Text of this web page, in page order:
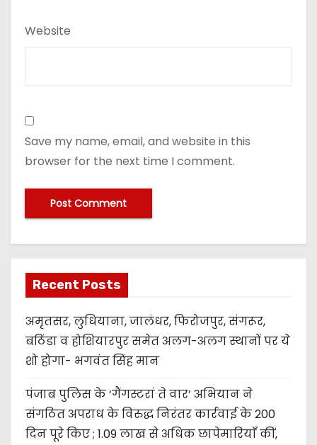
Website
Save my name, email, and website in this
browser for the next time I comment.
Recent Posts
अमृतसर, लुधियाना, जालंधर, फिरोजपुर, संगरूर,
बठिंडा व होशियारपुर समेत अलग-अलग स्थानों पर ये
शो होगा- भगवंत सिंह मान
पंजाब पुलिस के ‘गैंगस्टरां ते वार’ अभियान ने
संगठित अपराध के विरुद्ध निरंतर कार्रवाई के 200
दिन पूरे किए ; 1.09 लाख से अधिक छापेमारियाँ कीं,